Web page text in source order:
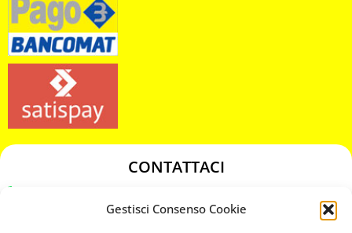
Gestisci Consenso Cookie
CONTATTACI